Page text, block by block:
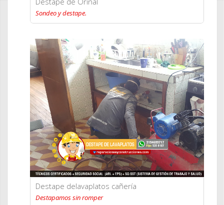
Sondeo y destape.
Destape delavaplatos cañería
Destapamos sin romper